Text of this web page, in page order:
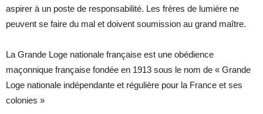
aspirer à un poste de responsabilité. Les frères de lumière ne
peuvent se faire du mal et doivent soumission au grand maître.
La Grande Loge nationale française est une obédience
maçonnique française fondée en 1913 sous le nom de « Grande
Loge nationale indépendante et régulière pour la France et ses
colonies »